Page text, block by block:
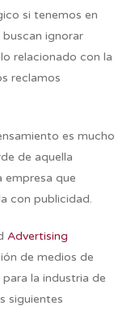
si tenemos en
ignorar
relacionado con la
reclamos
es mucho
de aquella
empresa que
con publicidad.
Advertising
de medios de
la industria de
siguientes